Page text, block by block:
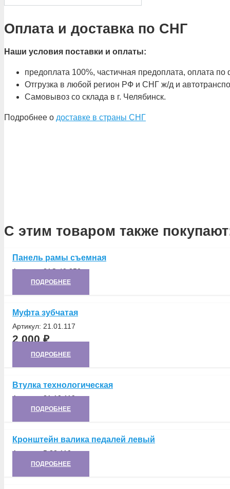
Оплата и доставка по СНГ
Наши условия поставки и оплаты:
предоплата 100%, частичная предоплата, оплата
Отгрузка в любой регион РФ и СНГ ж/д и
Самовывоз со склада в г. Челябинск.
Подробнее о доставке в страны СНГ
С этим товаром также
Панель рамы съемная
Артикул:21С.40.350
ПОДРОБНЕЕ
Муфта зубчатая
Артикул: 21.01.117
2 000₽
ПОДРОБНЕЕ
Втулка технологическая
Артикул:21.10.119
ПОДРОБНЕЕ
Кронштейн валика педалей левый
Артикул:5.22.110
ПОДРОБНЕЕ